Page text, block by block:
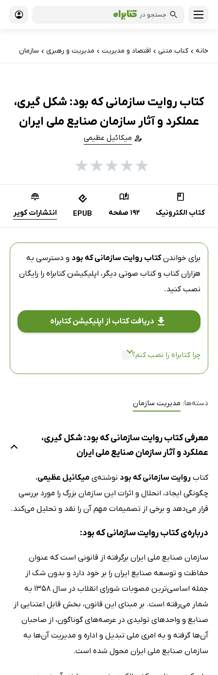
جستجو در
خانه › کتاب‌ متنی › اقتصاد و مدیریت › مدیریت و رهبری › سازمان
کتاب روایت سازمانی که بود: شکل گیری،
عملکرد و آثار سازمان صنایع ملی ایران
میکائیل عظیمی
★
★
★
★
★
کتاب الکترونیک 192 صفحه EPUB انتشارات کویر
برای خواندنکتاب روایت سازمانی که بود و دسترسی به
هزاران کتاب و کتاب صوتی دیگر، اپلیکیشن کتابراه را رایگان
نصب کنید.
دریافت کتاب از اپلیکیشن کتابراه
چرا کتابراه را نصب کنم؟
دسته‌ها: مدیریت سازمان
معرفی کتاب روایت سازمانی که بود: شکل گیری،
عملکرد و آثار سازمان صنایع ملی ایران
کتاب روایت سازمانی که بود نوشته‌ی میکائیل عظیمی،
چگونگی ایجاد، انحلال و اثرات این سازمان بزرگ را مورد بررسی
قرار می‌دهد و برخی از تصمیمات مهم‌ آن را نقد و تحلیل می‌کند.
درباره‌ی کتاب روایت سازمانی که بود:
سازمان صنایع ملی ایران برگرفته از قانونی است که عنوان
حفاظت و توسعه صنایع ایران را بر خود دارد و بدون شک از
جمله اساسی‌ترین مصوبات شورای انقلاب در سال 1358 به
شمار می‌رفته است. بر مبنای این قانون، بخش قابل اعتنایی از
صنایع و واحدهای تولیدی در عرصه‌های گوناگون، از صاحبان
آن‌ها گرفته و به امری ملی تبدیل و اداره و مدیریت آن‌ها به
سازمان صنایع ملی ایران محول شده است.